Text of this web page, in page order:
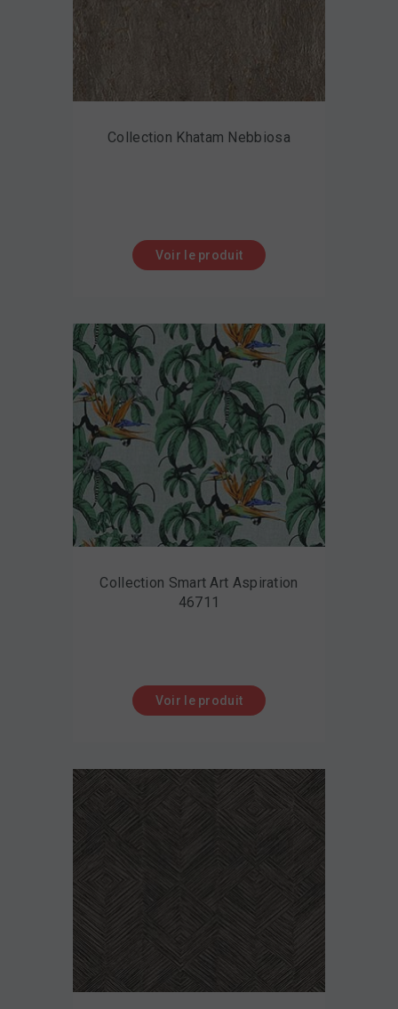
Collection Khatam Nebbiosa
Voir le produit
Collection Smart Art Aspiration
46711
Voir le produit